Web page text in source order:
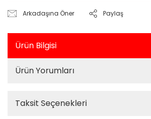
Arkadaşına Öner Paylaş
Ürün Bilgisi
Ürün Yorumları
Taksit Seçenekleri